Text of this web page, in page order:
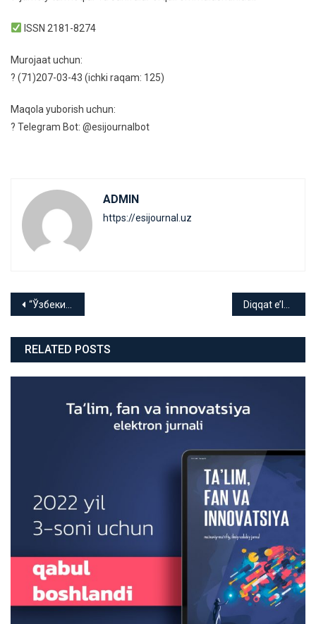
ISSN 2181-8274
Murojaat uchun:
? (71)207-03-43 (ichki raqam: 125)
Maqola yuborish uchun:
? Telegram Bot: @esijournalbot
ADMIN
https://esijournal.uz
Post
menyusi
“Ўзбекистонда олий таълим” jurnali yana maqolalar tanlovini eʼlon qiladi!
RELATED POSTS